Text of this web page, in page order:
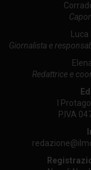
Giornalista e
Redattrice e
I
P.IVA